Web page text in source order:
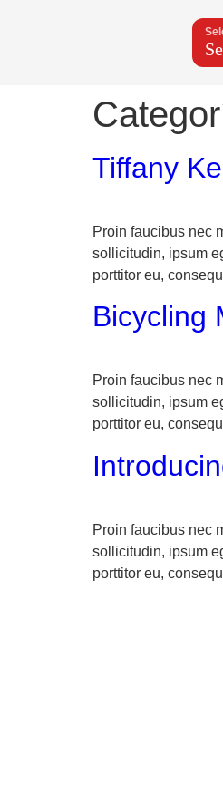
Tiffany
Proin faucibus nec
sollicitudin, ipsum
porttitor eu,
Bicycling
Proin faucibus nec
sollicitudin, ipsum
porttitor eu,
Proin faucibus nec
sollicitudin, ipsum
porttitor eu,